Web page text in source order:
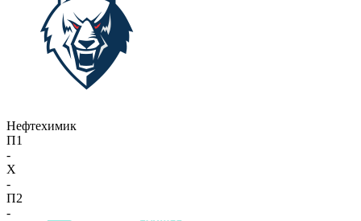
Нефтехимик
П1
-
X
-
П2
-